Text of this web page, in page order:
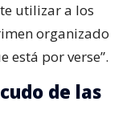
utilizar a los
organizado
está por verse”.
de las